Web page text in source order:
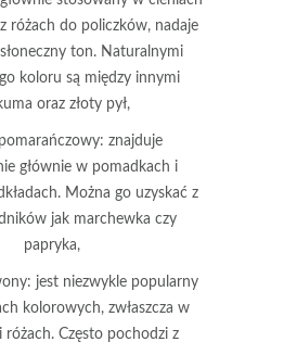
różach do policzków, nadaje
ton. Naturalnymi
koloru są między innymi
oraz złoty pył,
: znajduje
głównie w pomadkach i
Można go uzyskać z
jak marchewka czy
papryka,
: jest niezwykle popularny
kolorowych, zwłaszcza w
różach. Często pochodzi z